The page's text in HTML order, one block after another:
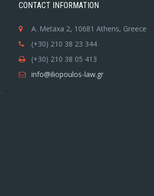
CONTACT INFORMATION
A. Metaxa 2, 10681 Athens, Greece
(+30) 210 38 23 344
(+30) 210 38 05 413
info@iliopoulos-law.gr